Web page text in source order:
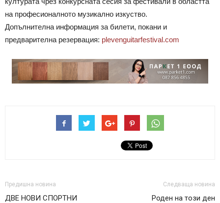
на професионалното музикално изкуство.
Допълнителна информация за билети, покани и
предварителна резервация: plevenguitarfestival.com
Предишна новина
ДВЕ НОВИ СПОРТНИ
Следваща новина
Роден на този ден